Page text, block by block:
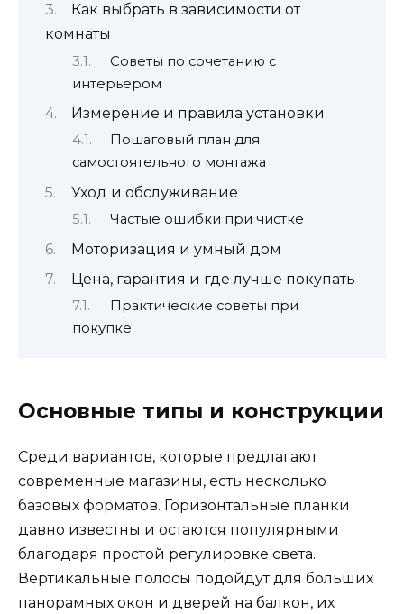
Как выбрать в зависимости от
комнаты
Советы по сочетанию с
интерьером
Измерение и правила установки
Пошаговый план для
самостоятельного монтажа
Уход и обслуживание
Частые ошибки при чистке
Моторизация и умный дом
Цена, гарантия и где лучше покупать
Практические советы при
покупке
Основные типы и конструкции
Среди вариантов, которые предлагают
современные магазины, есть несколько
базовых форматов. Горизонтальные планки
давно известны и остаются популярными
благодаря простой регулировке света.
Вертикальные полосы подойдут для больших
панорамных окон и дверей на балкон, их